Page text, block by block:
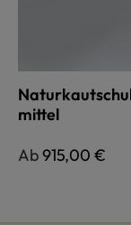
mittel
Regulärer Preis:
Ab915,00 €